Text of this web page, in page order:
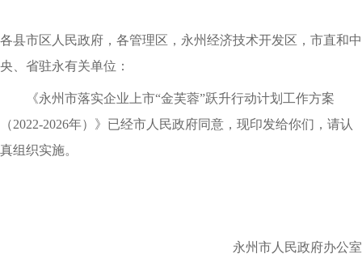
各县市区人民政府，各管理区，永州经济技术开发区，市直和中
央、 省驻永有关单位：
《永州市落实企业上市“金芙蓉”跃升行动计划工作方案
（2022-2026年）》已经市人民政府同意，现印发给你们，请认
真组织实施。
永州市人民政府办公室